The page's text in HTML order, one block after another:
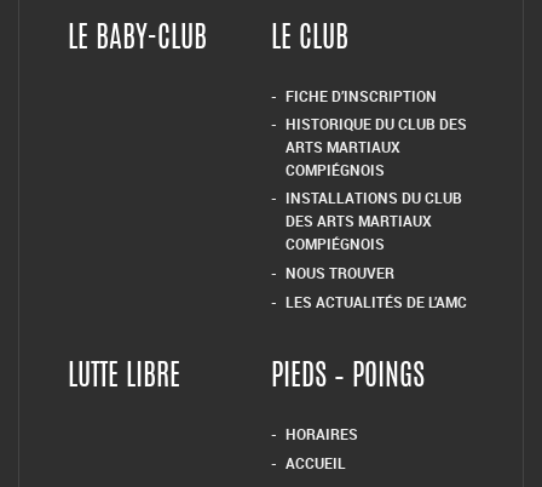
LE BABY-CLUB LE CLUB
FICHE D’INSCRIPTION
HISTORIQUE DU CLUB DES
ARTS MARTIAUX
COMPIÉGNOIS
INSTALLATIONS DU CLUB
DES ARTS MARTIAUX
COMPIÉGNOIS
NOUS TROUVER
LES ACTUALITÉS DE L’AMC
LUTTE LIBRE PIEDS – POINGS
HORAIRES
ACCUEIL